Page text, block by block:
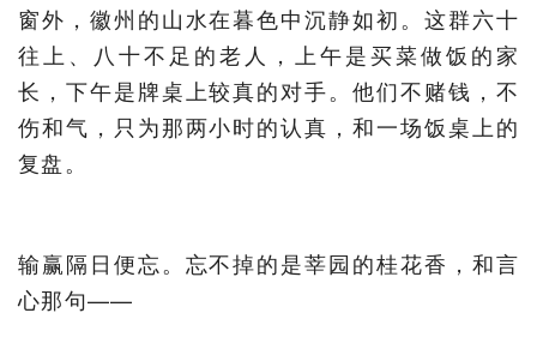
窗外，徽州的山水在暮色中沉静如初。这群六十
往上、八十不足的老人，上午是买菜做饭的家
长，下午是牌桌上较真的对手。他们不赌钱，不
伤和气，只为那两小时的认真，和一场饭桌上的
复盘。
输赢隔日便忘。忘不掉的是莘园的桂花香，和言
心那句——